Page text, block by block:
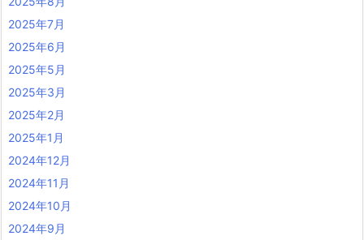
2025年7月
2025年6月
2025年5月
2025年3月
2025年2月
2025年1月
2024年12月
2024年11月
2024年10月
2024年9月